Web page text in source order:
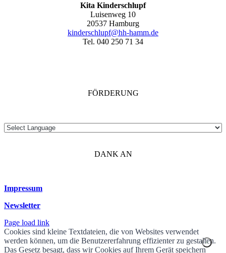
Kita Kinderschlupf
Luisenweg 10
20537 Hamburg
kinderschlupf@hh-hamm.de
Tel. 040 250 71 34
FÖRDERUNG
DANK AN
Impressum
Newsletter
Page load link
Cookies sind kleine Textdateien, die von Websites verwendet
werden können, um die Benutzererfahrung effizienter zu gestalten.
Das Gesetz besagt, dass wir Cookies auf Ihrem Gerät speichern